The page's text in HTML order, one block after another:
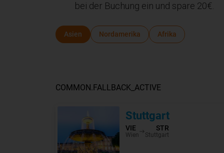
bei der Buchung ein und spare 20€.